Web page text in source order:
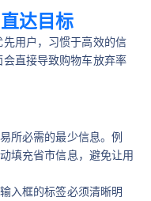
达目标
用户，习惯于高效的信
直接导致购物车放弃率
所必需的最少信息。例
填充省市信息，避免让用
入框的标签必须清晰明